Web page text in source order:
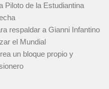
Piloto de la Estudiantina
respaldar a Gianni Infantino
el Mundial
un bloque propio y